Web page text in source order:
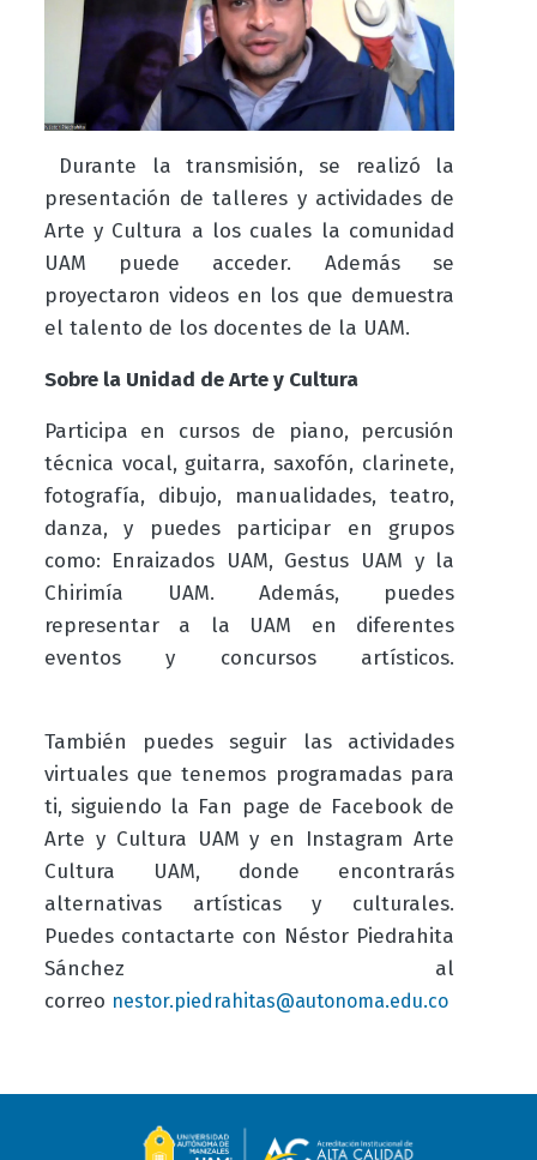
Durante la transmisión, se realizó la
presentación de talleres y actividades de
Arte y Cultura a los cuales la comunidad
UAM puede acceder. Además se
proyectaron videos en los que demuestra
el talento de los docentes de la UAM.
Sobre la Unidad de Arte y Cultura
Participa en cursos de piano, percusión
técnica vocal, guitarra, saxofón, clarinete,
fotografía, dibujo, manualidades, teatro,
danza, y puedes participar en grupos
como: Enraizados UAM, Gestus UAM y la
Chirimía UAM. Además, puedes
representar a la UAM en diferentes
eventos y concursos artísticos.
También puedes seguir las actividades
virtuales que tenemos programadas para
ti, siguiendo la Fan page de Facebook de
Arte y Cultura UAM y en Instagram Arte
Cultura UAM, donde encontrarás
alternativas artísticas y culturales.
Puedes contactarte con Néstor Piedrahita
Sánchez al
correo nestor.piedrahitas@autonoma.edu.co